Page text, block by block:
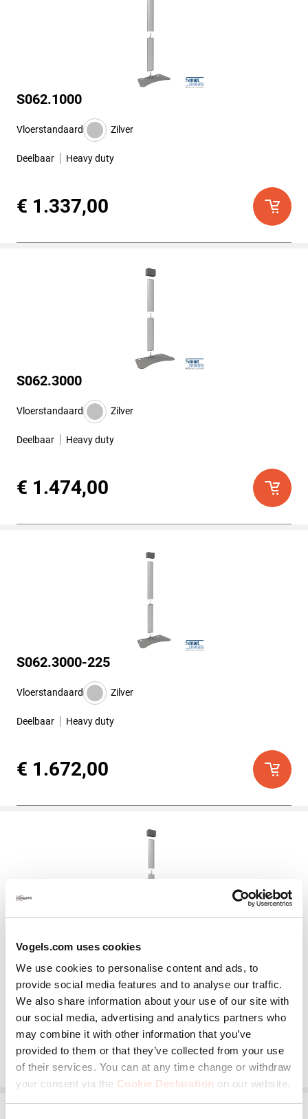
Vogels.com uses cookies
We use cookies to personalise content and ads, to
provide social media features and to analyse our traffic.
We also share information about your use of our site with
our social media, advertising and analytics partners who
may combine it with other information that you’ve
provided to them or that they’ve collected from your use
of their services. You can at any time change or withdraw
your consent via the Cookie Declaration on our website.
S062.1000
Vloerstandaard Zilver
Deelbaar Heavy duty
€ 1.337,00
S062.3000
Vloerstandaard Zilver
Deelbaar Heavy duty
€ 1.474,00
S062.3000-225
Vloerstandaard Zilver
Deelbaar Heavy duty
€ 1.672,00
S062.1500
Trolley Zilver
Deelbaar Heavy duty
€ 1.507,00